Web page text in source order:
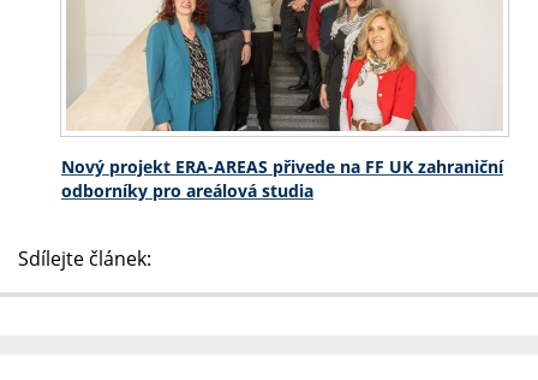
Nový projekt ERA-AREAS přivede na FF UK zahraniční
odborníky pro areálová studia
Sdílejte článek: